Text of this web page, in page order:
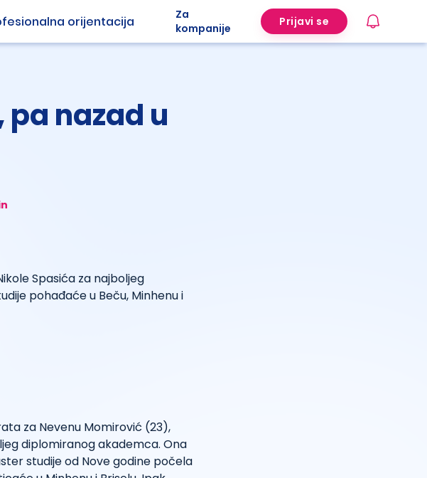
orijentacija
Za
kompanije
Prijavi se
pa nazad u
Spasića za najboljeg
pohađaće u Beču, Minhenu i
za Nevenu Momirović (23),
diplomiranog akademca. Ona
studije od Nove godine počela